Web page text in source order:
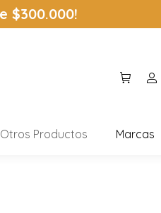
$300.000!
Otros Productos Marcas